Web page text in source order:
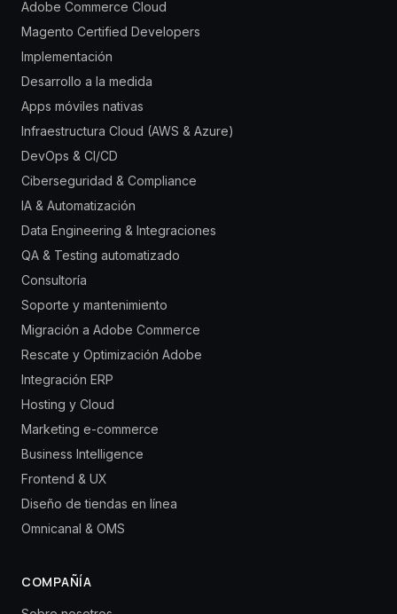
Adobe Commerce Cloud
Magento Certified Developers
Implementación
Desarrollo a la medida
Apps móviles nativas
Infraestructura Cloud (AWS & Azure)
DevOps & CI/CD
Ciberseguridad & Compliance
IA & Automatización
Data Engineering & Integraciones
QA & Testing automatizado
Consultoría
Soporte y mantenimiento
Migración a Adobe Commerce
Rescate y Optimización Adobe
Integración ERP
Hosting y Cloud
Marketing e-commerce
Business Intelligence
Frontend & UX
Diseño de tiendas en línea
Omnicanal & OMS
COMPAÑÍA